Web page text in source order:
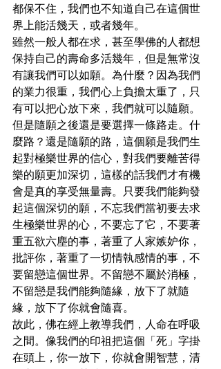
都保不住，我們也不知道自己在這個世
界上能活幾天，或者幾年。
雖然一般人都在求，甚至學佛的人都想
保持自己的壽命多活幾年，但是無常沒
有讓我們可以如願。為什麼？因為我們
的業力很重，我們心上負擔太重了，只
有可以把心放下來，我們就可以隨願。
但是隨願之後還是要選擇一條路走。什
麼路？還是隨願的路，這個願是我們生
起對極樂世界的信心，對我們要離苦得
樂的願更加深切，這樣的話我們才有機
會是真的享受無量壽。只要我們能夠發
起這個深切的願，不忘我們當初要去求
生極樂世界的心，不要忘了它，不要著
重五欲六塵的事，著重了人家嫉妒你，
批評你，著重了一切情執感情的事，不
要留戀這個世界。不留戀不屬於消極，
不留戀是我們能夠隨緣，放下了就隨
緣，放下了你就會隨喜。
故此，佛在經上教導我們，人命在呼吸
之間。像我們的印祖把這個「死」字掛
在頭上，你一放下，你就會開智慧，清